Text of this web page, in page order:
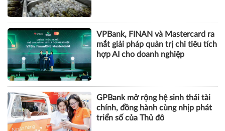
VPBank, FINAN và Mastercard ra
mắt giải pháp quản trị chi tiêu tích
hợp AI cho doanh nghiệp
GPBank mở rộng hệ sinh thái tài
chính, đồng hành cùng nhịp phát
triển số của Thủ đô